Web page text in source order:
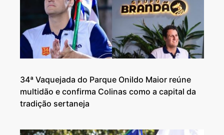
34ª Vaquejada do Parque Onildo Maior reúne
multidão e confirma Colinas como a capital da
tradição sertaneja